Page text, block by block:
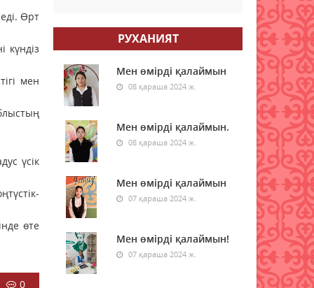
Өрт
күндіз
мен
үсік
өте
0
қайта оралады -
синоптиктер
08 тамыз 2026 ж.
Елімізде бір тәулікте үш
орман өрті тіркелді
08 тамыз 2026 ж. 53
Синоптиктер Астана мен
Алматыда аптап ыстық
болатынын ескертті
08 тамыз 2026 ж.
Қазақстанда 7 тамызда үш
орман өрті тіркелді
08 тамыз 2026 ж.
РУХАНИЯТ
Мен өмірді қалаймын
08 қараша 2024 ж.
Мен өмірді қалаймын.
08 қараша 2024 ж.
Мен өмірді қалаймын
07 қараша 2024 ж.
Мен өмірді қалаймын!
07 қараша 2024 ж.